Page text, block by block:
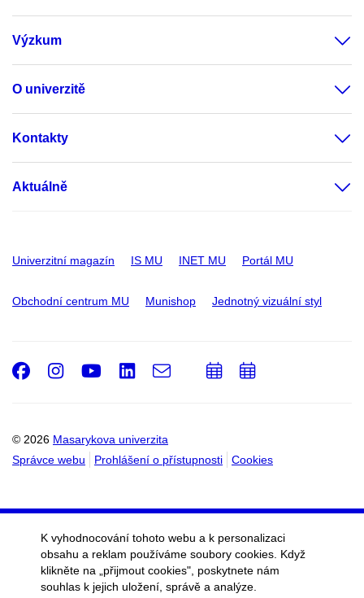
Výzkum
O univerzitě
Kontakty
Aktuálně
Univerzitní magazín IS MU INET MU Portál MU
Obchodní centrum MU Munishop Jednotný vizuální styl
© 2026 Masarykova univerzita
Správce webu
Prohlášení o přístupnosti Cookies
Facebook
Instagram
Youtube
LinkedIn
e-
PřidatPřidat
K vyhodnocování tohoto webu a k personalizaci
obsahu a reklam používáme soubory cookies. Když
klikněte na „přijmout cookies", poskytnete nám
souhlas k jejich uložení, správě a analýze.